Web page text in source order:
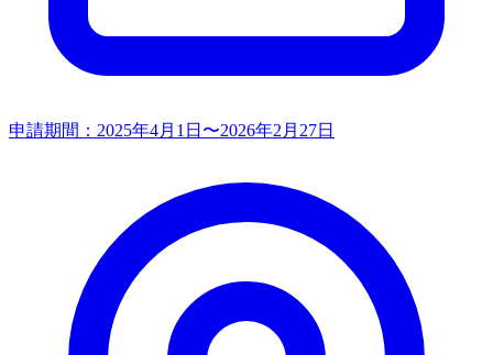
申請期間： 2025年4月1日〜2026年2月27日